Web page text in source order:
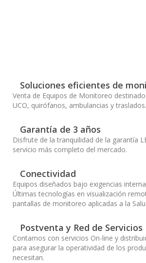
Soluciones eficientes de
Venta de Equipos de Monitoreo
UCO, quirófanos, ambulancias y traslados.
Garantía de 3 años
Disfrute de la tranquilidad de la garantía
servicio más completo del mercado.
Conectividad
Equipos diseñados bajo exigencias
Últimas tecnologías en visualización
pantallas de monitoreo aplicadas a la
Postventa y Red de Servicios
Contamos con servicios On-line y
para asegurar la operatividad de los
necesitan.